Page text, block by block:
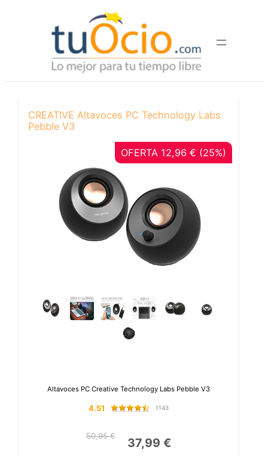
CREATIVE Altavoces PC Technology Labs
Pebble V3
OFERTA 12,96 € (25%)
Altavoces PC Creative Technology Labs Pebble V3
4.51 1143
50,95 € 37,99 €